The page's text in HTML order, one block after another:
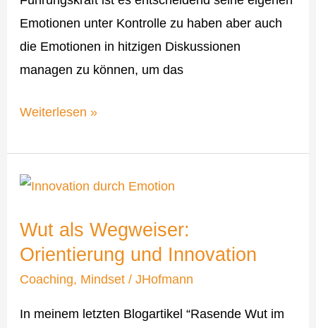
Emotionen unter Kontrolle zu haben aber auch
die Emotionen in hitzigen Diskussionen
managen zu können, um das
Weiterlesen »
Wut als Wegweiser:
Orientierung und Innovation
Coaching, Mindset /JHofmann
In meinem letzten Blogartikel “Rasende Wut im
Wut
Wegweiser:
Orientierung
und